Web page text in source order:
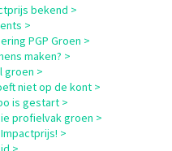
bekend >
>
PGP Groen >
maken? >
groen >
niet op de kont >
is gestart >
profielvak groen >
>